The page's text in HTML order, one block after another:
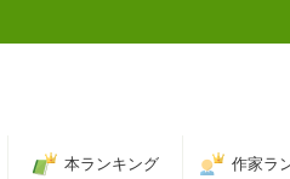
本ランキング 作家ラ